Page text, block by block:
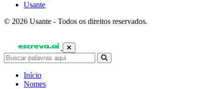
Usante
© 2026 Usante - Todos os direitos reservados.
Início
Nomes